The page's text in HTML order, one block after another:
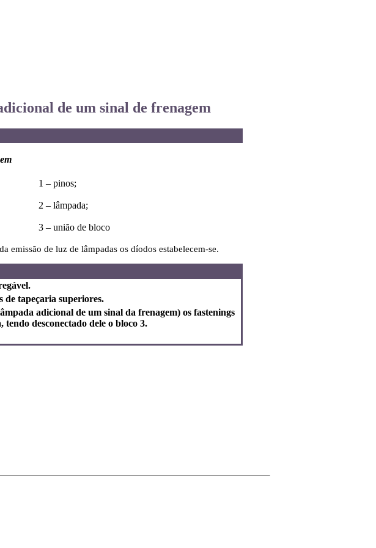
de um sinal de frenagem
1 – pinos;
2 – lâmpada;
3 – união de bloco
emissão de luz de lâmpadas os díodos estabelecem-se.
de tapeçaria superiores.
adicional de um sinal da frenagem) os fastenings
desconectado dele o bloco 3.